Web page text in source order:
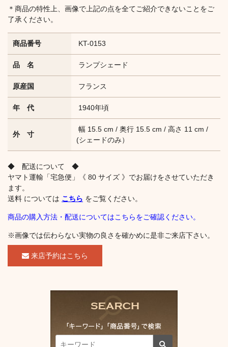
＊商品の特性上、画像で上記の点を全てご紹介できないことをご
了承ください。
商品番号 KT-0153
品 名 ランプシェード
原産国 フランス
年 代 1940年頃
外 寸
幅 15.5 cm / 奥行 15.5 cm / 高さ 11 cm /
(シェードのみ）
◆ 配送について ◆
ヤマト運輸「宅急便」《 80 サイズ 》でお届けをさせていただき
ます。
送料 については こちら をご覧ください。
商品の購入方法・配送についてはこちらをご確認ください。
※画像では伝わらない実物の良さを確かめに是非ご来店下さい。
来店予約はこちら